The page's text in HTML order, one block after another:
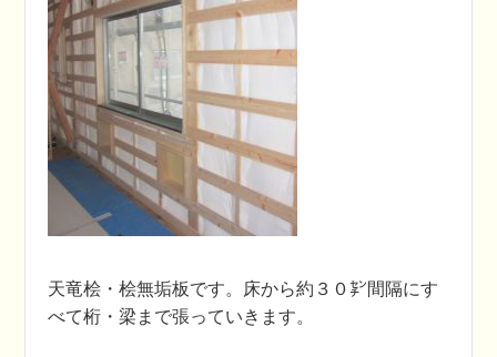
天竜桧・桧無垢板です。床から約３０㌢間隔にす
べて桁・梁まで張っていきます。